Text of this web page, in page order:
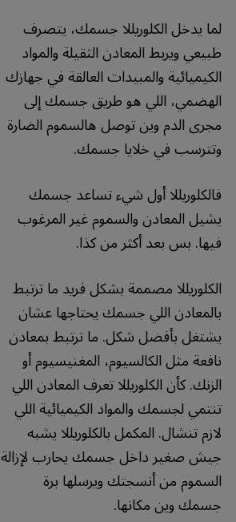
لما يدخل الكلوريللا جسمك، يتصرف
طبيعي ويربط المعادن الثقيلة والمواد
الكيميائية والمبيدات العالقة في جهازك
الهضمي، اللي هو طريق جسمك إلى
مجرى الدم وين توصل هالسموم الضارة
وتترسب في خلايا جسمك.
فالكلوريللا أول شيء تساعد جسمك
يشيل المعادن والسموم غير المرغوب
فيها. بس بعد أكثر من كذا.
الكلوريللا مصممة بشكل فريد ما ترتبط
بالمعادن اللي جسمك يحتاجها عشان
يشتغل بأفضل شكل. ما ترتبط بمعادن
نافعة مثل الكالسيوم، المغنيسيوم أو
الزنك. كأن الكلوريللا تعرف المعادن اللي
تنتمي لجسمك والمواد الكيميائية اللي
لازم تنشال. المكمل بالكلوريللا يشبه
جيش صغير داخل جسمك يحارب لإزالة
السموم من أنسجتك ويرسلها برة
جسمك وين مكانها.